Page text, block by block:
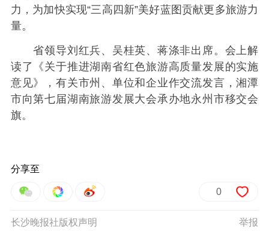
力，为加快实现“三高四新”美好蓝图贡献更多旅游力
量。
省领导刘红兵、吴桂英、蒋涤非出席。会上解
读了《关于推进湖南省红色旅游高质量发展的实施
意见》，有关市州、单位和企业作交流发言，湘潭
市向第七届湖南旅游发展大会承办地永州市移交会
旗。
分享至
0
举报
长沙晚报社版权声明